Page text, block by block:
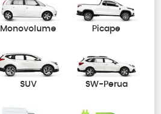
Monovolume Picape
SUV SW-Perua